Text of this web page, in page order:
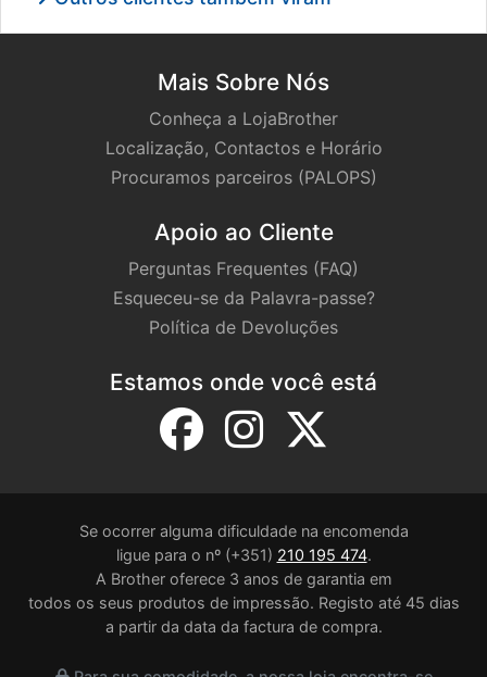
Mais Sobre Nós
Conheça a LojaBrother
Localização, Contactos e Horário
Procuramos parceiros (PALOPS)
Apoio ao Cliente
Perguntas Frequentes (FAQ)
Esqueceu-se da Palavra-passe?
Política de Devoluções
Estamos onde você está
Se ocorrer alguma dificuldade na encomenda
ligue para o nº (+351) 210 195 474.
A Brother oferece 3 anos de garantia em
todos os seus produtos de impressão. Registo até 45 dias
a partir da data da factura de compra.